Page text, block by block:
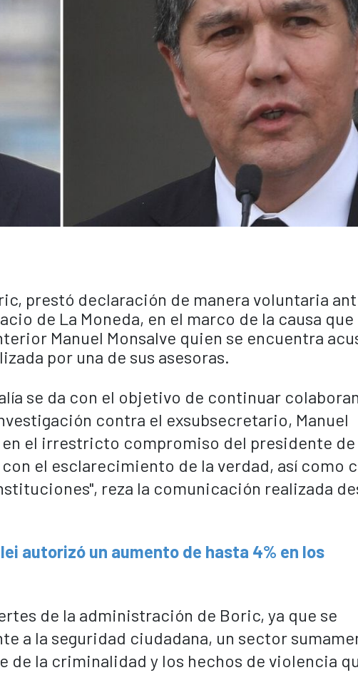
prestó declaración de manera voluntaria
de La Moneda, en el marco de la causa que
Manuel Monsalve quien se encuentra
por una de sus asesoras.
se da con el objetivo de continuar
contra el exsubsecretario, Manuel
el irrestricto compromiso del presidente de
el esclarecimiento de la verdad, así como
reza la comunicación realizada
autorizó un aumento de hasta 4% en los
de la administración de Boric, ya que se
a la seguridad ciudadana, un sector
de la criminalidad y los hechos de violencia